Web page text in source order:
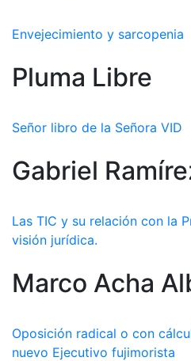
Envejecimiento y sarcopenia
Pluma Libre
Señor libro de la Señora VID
Gabriel
Las TIC y su relación con la
visión jurídica.
Marco Acha
Oposición radical o con
nuevo Ejecutivo fujimorista